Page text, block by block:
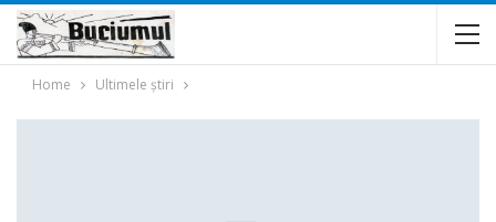
Home Ultimele ştiri